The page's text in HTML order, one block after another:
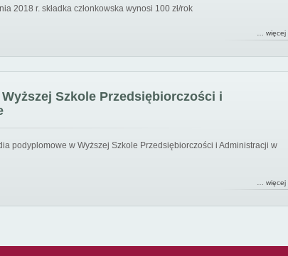
2018 r. składka członkowska wynosi 100 zł/rok
… więcej
Szkole Przedsiębiorczości i
podyplomowe w Wyższej Szkole Przedsiębiorczości i Administracji w
… więcej